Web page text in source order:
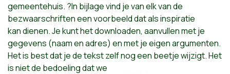
gemeentehuis. ?In bijlage vind je van elk van de
bezwaarschriften een voorbeeld dat als inspiratie
kan dienen. Je kunt het downloaden, aanvullen met je
gegevens (naam en adres) en met je eigen argumenten.
Het is best dat je de tekst zelf nog een beetje wijzigt. Het
is niet de bedoeling dat we